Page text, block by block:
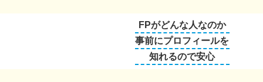
FPがどんな人なのか
事前にプロフィールを
知れるので安心